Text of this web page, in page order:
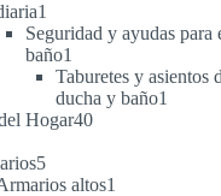
1
producto
Seguridad y ayudas para
baño1
producto
Taburetes y asientos
ducha y baño1
Hogar4040
55
productos
altos1